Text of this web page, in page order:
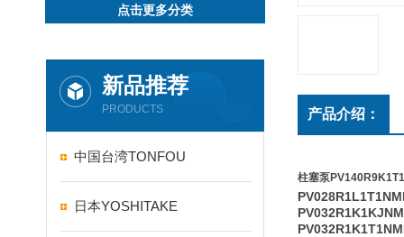
点击更多分类
新品推荐
PRODUCTS
中国台湾TONFOU
日本YOSHITAKE
产品介绍：
柱塞泵